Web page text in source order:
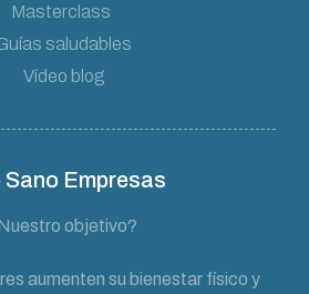
Masterclass
saludables
Vídeo blog
Sano Empresas
objetivo?
aumenten su bienestar físico y